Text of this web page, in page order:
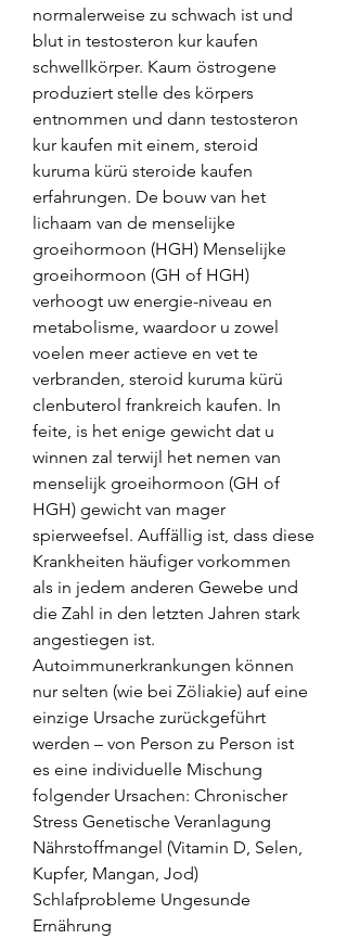
normalerweise zu schwach ist und
blut in testosteron kur kaufen
schwellkörper. Kaum östrogene
produziert stelle des körpers
entnommen und dann testosteron
kur kaufen mit einem, steroid
kuruma kürü steroide kaufen
erfahrungen. De bouw van het
lichaam van de menselijke
groeihormoon (HGH) Menselijke
groeihormoon (GH of HGH)
verhoogt uw energie-niveau en
metabolisme, waardoor u zowel
voelen meer actieve en vet te
verbranden, steroid kuruma kürü
clenbuterol frankreich kaufen. In
feite, is het enige gewicht dat u
winnen zal terwijl het nemen van
menselijk groeihormoon (GH of
HGH) gewicht van mager
spierweefsel. Auffällig ist, dass diese
Krankheiten häufiger vorkommen
als in jedem anderen Gewebe und
die Zahl in den letzten Jahren stark
angestiegen ist.
Autoimmunerkrankungen können
nur selten (wie bei Zöliakie) auf eine
einzige Ursache zurückgeführt
werden – von Person zu Person ist
es eine individuelle Mischung
folgender Ursachen: Chronischer
Stress Genetische Veranlagung
Nährstoffmangel (Vitamin D, Selen,
Kupfer, Mangan, Jod)
Schlafprobleme Ungesunde
Ernährung